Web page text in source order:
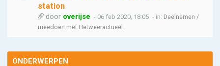
station
door overijse - 06 feb 2020, 18:05 - in: Deelnemen /
meedoen met Hetweeractueel
ONDERWERPEN